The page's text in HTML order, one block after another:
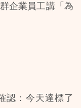
企業員工講「為
認：今天達標了